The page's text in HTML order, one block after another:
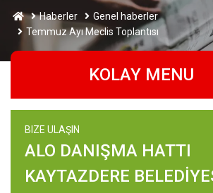
Haberler
Genel haberler
Temmuz Ayı Meclis Toplantısı
KOLAY MENU
BIZE ULAŞIN
ALO DANIŞMA HATTI
KAYTAZDERE